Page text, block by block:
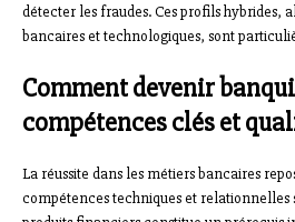
détecter les fraudes. Ces profils hybrides,
bancaires et technologiques, sont
Comment devenir
compétences clés et
La réussite dans les métiers bancaires
compétences techniques et relationnelles